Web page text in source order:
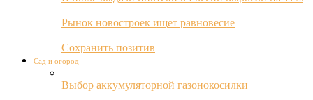
Рынок новостроек ищет равновесие
Сохранить позитив
Сад и огород
Выбор аккумуляторной газонокосилки